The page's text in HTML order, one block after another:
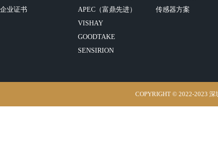
企业证书
APEC（富鼎先进）
VISHAY
GOODTAKE
SENSIRION
传感器方案
COPYRIGHT © 2022-2023